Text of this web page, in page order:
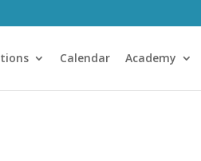
Calendar Academy